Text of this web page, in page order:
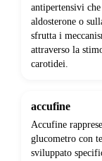
antipertensivi
aldosterone o
sfrutta i
attraverso la
carotidei.
accufine
Accufine
glucometro con
sviluppato